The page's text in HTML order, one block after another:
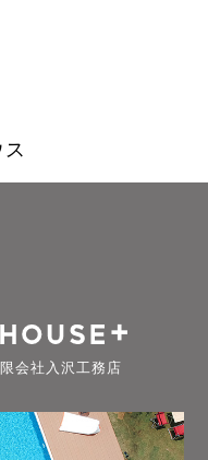
会社入沢工務店